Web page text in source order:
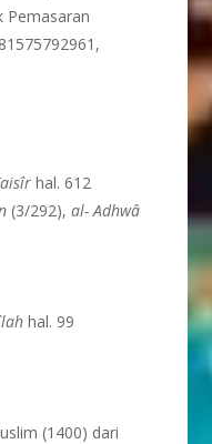
Pemasaran
hal. 612
(3/292),al- Adhwâ
hal. 99
(1400) dari